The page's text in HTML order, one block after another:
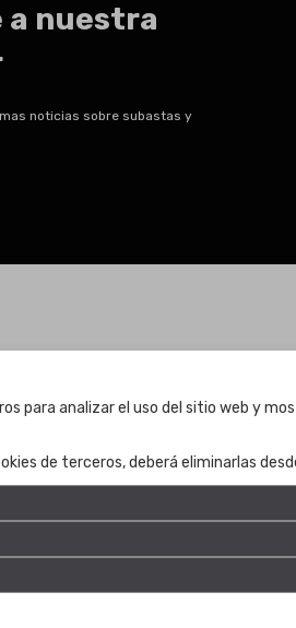
a nuestra
noticias sobre subastas y
La empresa
Contacto
para analizar el uso del sitio web y
de terceros, deberá eliminarlas